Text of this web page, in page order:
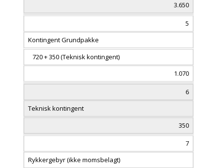
3.650
5
Kontingent Grundpakke
720 + 350 (Teknisk kontingent)
1.070
6
Teknisk kontingent
350
7
Rykkergebyr (ikke momsbelagt)